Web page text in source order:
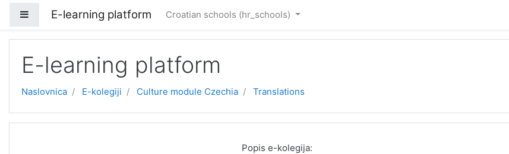
Bočni panel
E-learning platform Croatian schools ‎(hr_schools)‎
E-learning platform
Naslovnica E-kolegiji Culture module Czechia Translations
Popis e-kolegija: